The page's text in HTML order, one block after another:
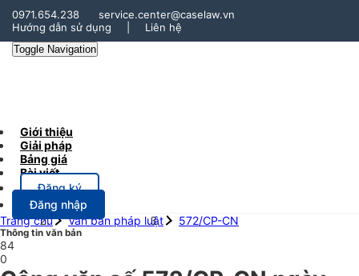
0971.654.238
service.center@caselaw.vn
Hướng dẫn sử dụng
Liên hệ
Toggle Navigation
Giới thiệu
Giải pháp
Bảng giá
Bài viết
Đăng ký
Đăng nhập
Trang chủ
Văn bản pháp luật 572/CP-CN
Thông tin văn bản
84
0